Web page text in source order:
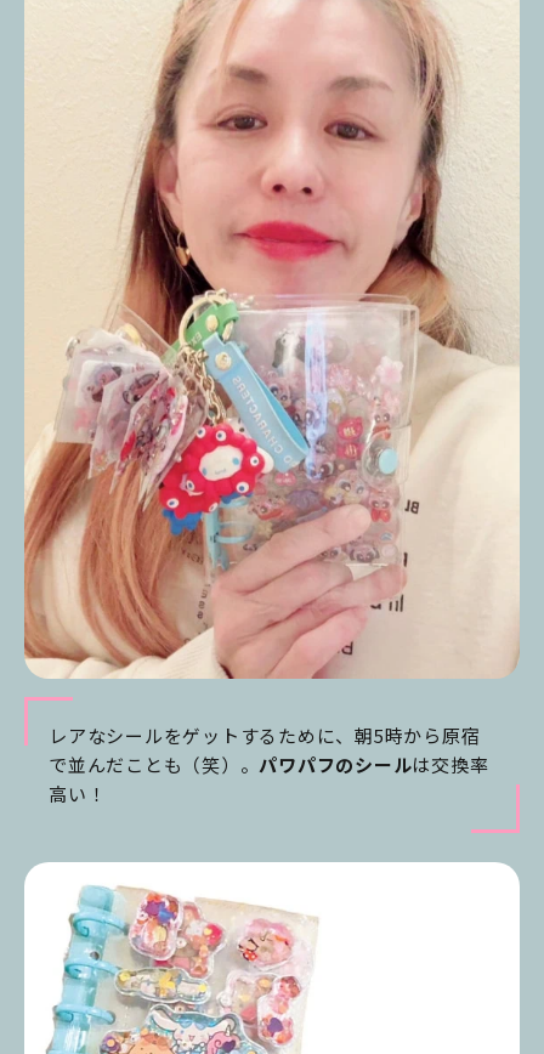
レアなシールをゲットするために、朝5時から原宿
で並んだことも（笑）。 パワパフのシールは交換率
高い！